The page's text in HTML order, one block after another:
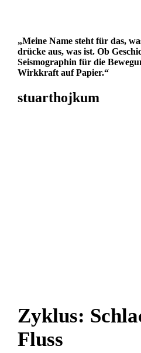
„Meine Name steht für das,
drücke aus, was ist. Ob
Seismographin für die
Wirkkraft auf Papier.“
stuarthojkum
Zyklus:
Fluss